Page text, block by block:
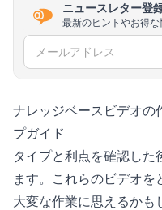
ニュースレター登
最新のヒントやお得な
メールアドレス
ナレッジベースビデオの
プガイド
タイプと利点を確認し
ます。これらのビデオ
大変な作業に思えるかも